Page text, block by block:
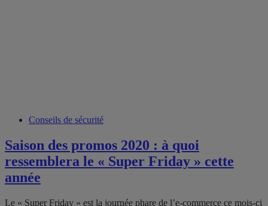
Conseils de sécurité
Saison des promos 2020 : à quoi
ressemblera le « Super Friday » cette
année
Le « Super Friday » est la journée phare de l’e-commerce ce mois-ci